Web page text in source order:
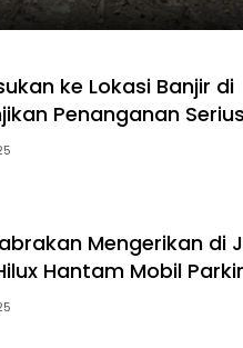
ke Lokasi Banjir di
Penanganan Serius
Mengerikan di
Hantam Mobil Parkir